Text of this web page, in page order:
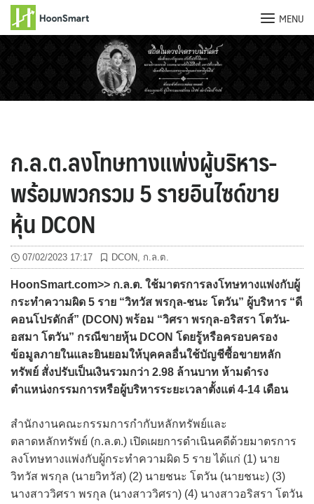
MENU
ก.ล.ต.ลงโทษทางแพ่งผู้บริหาร-
พร้อมพวกรวม 5 รายอินไซด์ขาย
หุ้น DCON
07/02/2023 17:17 DCON ก.ล.ต.
HoonSmart.com>> ก.ล.ต. ใช้มาตรการลงโทษทางแพ่งกับผู้
กระทำความผิด 5 ราย “วิทวัส พรกุล-ชนะ โตวัน” ผู้บริหาร “ดี
คอนโปรดักส์” (DCON) พร้อม “วิศรา พรกุล-อริสรา โตวัน-
อสมา โตวัน” กรณีขายหุ้น DCON โดยรู้หรือครอบครอง
ข้อมูลภายในและยินยอมให้บุคคลอื่นใช้บัญชีซื้อขายหลัก
ทรัพย์ สั่งปรับเป็นเงินรวมกว่า 2.98 ล้านบาท ห้ามดำรง
ตำแหน่งกรรมการหรือผู้บริหารระยะเวลาตั้งแต่ 4-14 เดือน
สำนักงานคณะกรรมการกำกับหลักทรัพย์และ
ตลาดหลักทรัพย์ (ก.ล.ต.) เปิดเผยการดำเนินคดีด้วยมาตรการ
ลงโทษทางแพ่งกับผู้กระทำความผิด 5 ราย ได้แก่ (1) นาย
วิทวัส พรกุล (นายวิทวัส) (2) นายชนะ โตวัน (นายชนะ) (3)
นางสาววิศรา พรกุล (นางสาววิศรา) (4) นางสาวอริสรา โตวัน